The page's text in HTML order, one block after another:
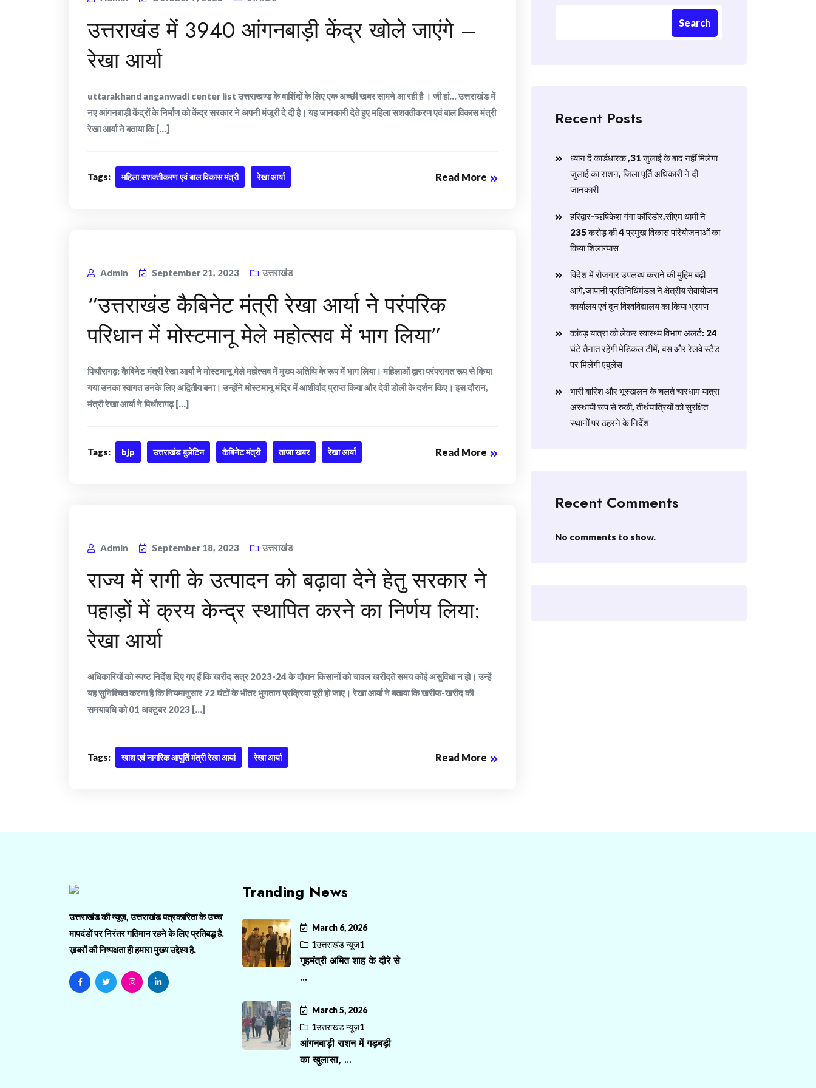
उत्तराखंड में 3940 आंगनबाड़ी केंद्र खोले जाएंगे –
रेखा आर्या
uttarakhand anganwadi center list उत्तराखण्ड के वाशिंदों के लिए एक अच्छी खबर सामने आ रही है । जी हां… उत्तराखंड में
नए आंगनबाड़ी केंद्रों के निर्माण को केंद्र सरकार ने अपनी मंजूरी दे दी है। यह जानकारी देते हुए महिला सशक्तीकरण एवं बाल विकास मंत्री
रेखा आर्या ने बताया कि [...]
Tags: महिला सशक्तीकरण एवं बाल विकास मंत्री रेखा आर्या Read More
Admin September 21, 2023 उत्तराखंड
“उत्तराखंड कैबिनेट मंत्री रेखा आर्या ने परंपरिक
परिधान में मोस्टमानू मेले महोत्सव में भाग लिया”
पिथौरागढ़: कैबिनेट मंत्री रेखा आर्या ने मोस्टमानू मेले महोत्सव में मुख्य अतिथि के रूप में भाग लिया। महिलाओं द्वारा परंपरागत रूप से किया
गया उनका स्वागत उनके लिए अद्वितीय बना। उन्होंने मोस्टमानू मंदिर में आशीर्वाद प्राप्त किया और देवी डोली के दर्शन किए। इस दौरान,
मंत्री रेखा आर्या ने पिथौरागढ़ [...]
Tags: bjp उत्तराखंड बुलेटिन कैबिनेट मंत्री ताजा खबर रेखा आर्या Read More
Admin September 18, 2023 उत्तराखंड
राज्य में रागी के उत्पादन को बढ़ावा देने हेतु सरकार ने
पहाड़ों में क्रय केन्द्र स्थापित करने का निर्णय लिया:
रेखा आर्या
अधिकारियों को स्पष्ट निर्देश दिए गए हैं कि खरीद सत्र 2023-24 के दौरान किसानों को चावल खरीदते समय कोई असुविधा न हो। उन्हें
यह सुनिश्चित करना है कि नियमानुसार 72 घंटों के भीतर भुगतान प्रक्रिया पूरी हो जाए। रेखा आर्या ने बताया कि खरीफ-खरीद की
समयावधि को 01 अक्टूबर 2023 [...]
Tags: खाद्य एवं नागरिक आपूर्ति मंत्री रेखा आर्या रेखा आर्या Read More
Search
Recent Posts
ध्यान दें कार्डधारक ,31 जुलाई के बाद नहीं मिलेगा
जुलाई का राशन, जिला पूर्ति अधिकारी ने दी
जानकारी
हरिद्वार-ऋषिकेश गंगा कॉरिडोर,सीएम धामी ने
235 करोड़ की 4 प्रमुख विकास परियोजनाओं का
किया शिलान्यास
विदेश में रोजगार उपलब्ध कराने की मुहिम बढ़ी
आगे,जापानी प्रतिनिधिमंडल ने क्षेत्रीय सेवायोजन
कार्यालय एवं दून विश्वविद्यालय का किया भ्रमण
​कांवड़ यात्रा को लेकर स्वास्थ्य विभाग अलर्ट: 24
घंटे तैनात रहेंगी मेडिकल टीमें, बस और रेलवे स्टैंड
पर मिलेंगी एंबुलेंस
​भारी बारिश और भूस्खलन के चलते चारधाम यात्रा
अस्थायी रूप से रुकी, तीर्थयात्रियों को सुरक्षित
स्थानों पर ठहरने के निर्देश
Recent Comments
No comments to show.
उत्तराखंड की न्यूज़, उत्तराखंड पत्रकारिता के उच्च
मापदंडों पर निरंतर गतिमान रहने के लिए प्रतिबद्ध है.
ख़बरों की निष्पक्षता ही हमारा मुख्य उद्देश्य है.
Tranding News
March 6, 2026
1उत्तराखंड न्यूज़1
गृहमंत्री अमित शाह के दौरे से
...
March 5, 2026
1उत्तराखंड न्यूज़1
आंगनबाड़ी राशन में गड़बड़ी
का खुलासा, ...